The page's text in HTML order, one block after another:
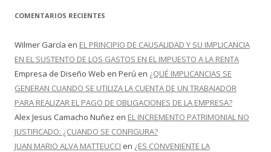
COMENTARIOS RECIENTES
Wilmer García en EL PRINCIPIO DE CAUSALIDAD Y SU IMPLICANCIA
EN EL SUSTENTO DE LOS GASTOS EN EL IMPUESTO A LA RENTA
Empresa de Diseño Web en Perú en ¿QUÉ IMPLICANCIAS SE
GENERAN CUANDO SE UTILIZA LA CUENTA DE UN TRABAJADOR
PARA REALIZAR EL PAGO DE OBLIGACIONES DE LA EMPRESA?
Alex Jesus Camacho Nuñez en EL INCREMENTO PATRIMONIAL NO
JUSTIFICADO: ¿CUANDO SE CONFIGURA?
JUAN MARIO ALVA MATTEUCCI en ¿ES CONVENIENTE LA